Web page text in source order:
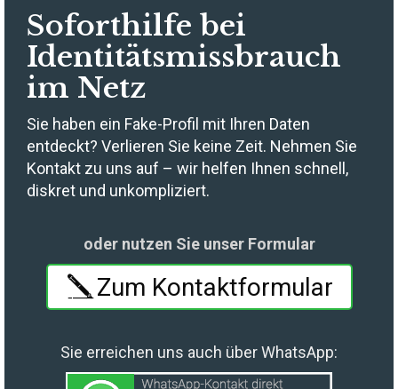
Soforthilfe bei
Identitätsmissbrauch
im Netz
Sie haben ein Fake-Profil mit Ihren Daten
entdeckt? Verlieren Sie keine Zeit. Nehmen Sie
Kontakt zu uns auf – wir helfen Ihnen schnell,
diskret und unkompliziert.
oder nutzen Sie unser Formular
Zum Kontaktformular
Sie erreichen uns auch über WhatsApp: